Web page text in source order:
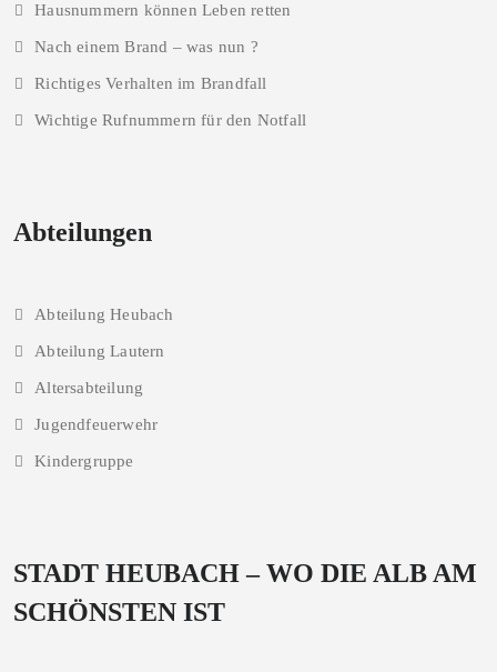
Hausnummern können Leben retten
Nach einem Brand – was nun ?
Richtiges Verhalten im Brandfall
Wichtige Rufnummern für den Notfall
Abteilungen
Abteilung Heubach
Abteilung Lautern
Altersabteilung
Jugendfeuerwehr
Kindergruppe
STADT HEUBACH – WO DIE ALB AM
SCHÖNSTEN IST